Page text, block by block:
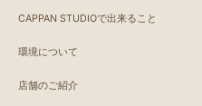
CAPPAN STUDIOで出来ること
環境について
店舗のご紹介